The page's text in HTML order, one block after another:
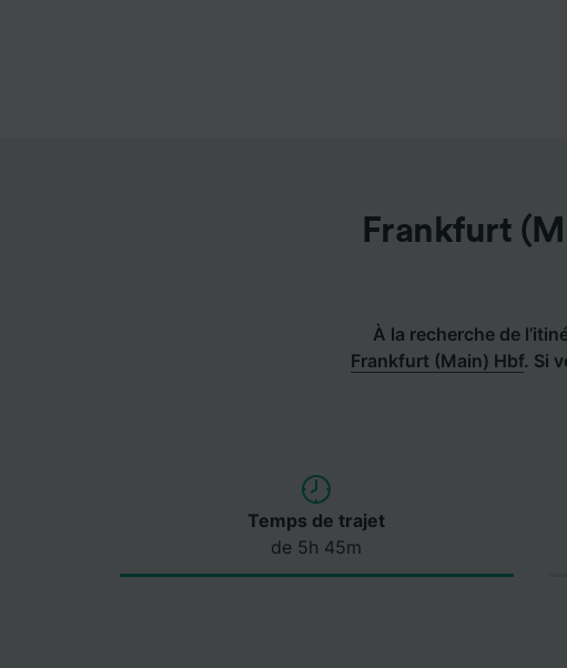
Frankfurt
À la recherche de
Frankfurt (Main) Hbf. Si
Temps de trajet
de 5h 45m